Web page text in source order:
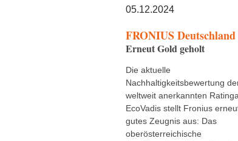
05.12.2024
FRONIUS
Erneut Gold geholt
Die aktuelle
Nachhaltigkeitsbewertung
weltweit anerkannten
EcoVadis stellt Fronius
gutes Zeugnis aus: Das
oberösterreichische